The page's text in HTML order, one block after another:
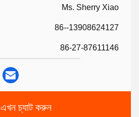
Ms. Sherry Xiao
86--13908624127
86-27-87611146
এখন চ্যাট করুন